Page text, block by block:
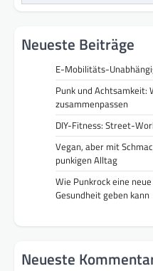
Neueste Beiträge
E-Mobilitäts-
Punk und Achtsamkeit:
zusammenpassen
DIY-Fitness: Street-
Vegan, aber mit
punkigen Alltag
Wie Punkrock eine
Gesundheit geben kann
Neueste